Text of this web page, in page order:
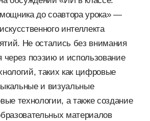
до соавтора урока» —
интеллекта
Не остались без внимания
поэзию и использование
таких как цифровые
и визуальные
технологии, а также создание
материалов